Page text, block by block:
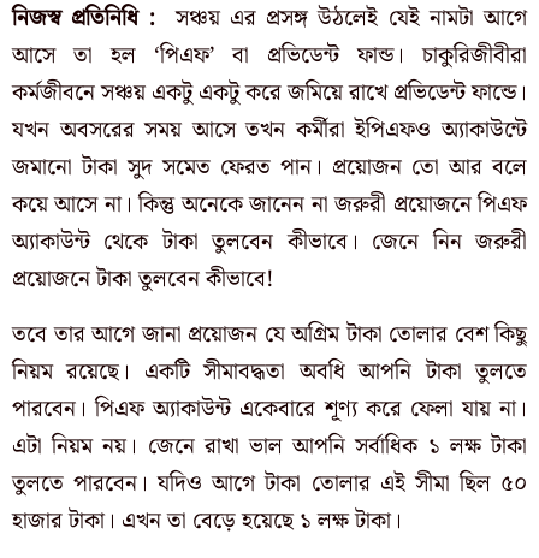
নিজস্ব প্রতিনিধি : সঞ্চয় এর প্রসঙ্গ উঠলেই যেই নামটা আগে
আসে তা হল ‘পিএফ’ বা প্রভিডেন্ট ফান্ড। চাকুরিজীবীরা
কর্মজীবনে সঞ্চয় একটু একটু করে জমিয়ে রাখে প্রভিডেন্ট ফান্ডে।
যখন অবসরের সময় আসে তখন কর্মীরা ইপিএফও অ্যাকাউন্টে
জমানো টাকা সুদ সমেত ফেরত পান। প্রয়োজন তো আর বলে
কয়ে আসে না। কিন্তু অনেকে জানেন না জরুরী প্রয়োজনে পিএফ
অ্যাকাউন্ট থেকে টাকা তুলবেন কীভাবে। জেনে নিন জরুরী
প্রয়োজনে টাকা তুলবেন কীভাবে!
তবে তার আগে জানা প্রয়োজন যে অগ্রিম টাকা তোলার বেশ কিছু
নিয়ম রয়েছে। একটি সীমাবদ্ধতা অবধি আপনি টাকা তুলতে
পারবেন। পিএফ অ্যাকাউন্ট একেবারে শূণ্য করে ফেলা যায় না।
এটা নিয়ম নয়। জেনে রাখা ভাল আপনি সর্বাধিক ১ লক্ষ টাকা
তুলতে পারবেন। যদিও আগে টাকা তোলার এই সীমা ছিল ৫০
হাজার টাকা। এখন তা বেড়ে হয়েছে ১ লক্ষ টাকা।